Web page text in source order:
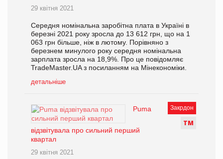
29 квітня 2021
Середня номінальна заробітна плата в Україні в
березні 2021 року зросла до 13 612 грн, що на 1
063 грн більше, ніж в лютому. Порівняно з
березнем минулого року середня номінальна
зарплата зросла на 18,9%. Про це повідомляє
TradeMaster.UA з посиланням на Мінекономіки.
детальніше
Закрдон
ТМ
Puma
відзвітувала про сильний перший
квартал
29 квітня 2021